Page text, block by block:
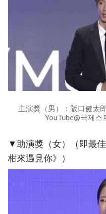
主演獎（男）：阪口健太
YouTube@국제스
▼助演獎（女）（即最
柑來遇見你》）